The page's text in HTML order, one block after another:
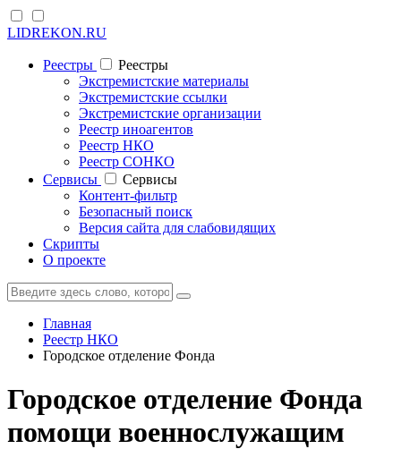
LIDREKON.RU
Реестры
Реестры
Экстремистские материалы
Экстремистские ссылки
Экстремистские организации
Реестр иноагентов
Реестр НКО
Реестр СОНКО
Cервисы
Cервисы
Контент-фильтр
Безопасный поиск
Версия сайта для слабовидящих
Скрипты
О проекте
Главная
Реестр НКО
Городское отделение Фонда
Городское отделение Фонда
помощи военнослужащим